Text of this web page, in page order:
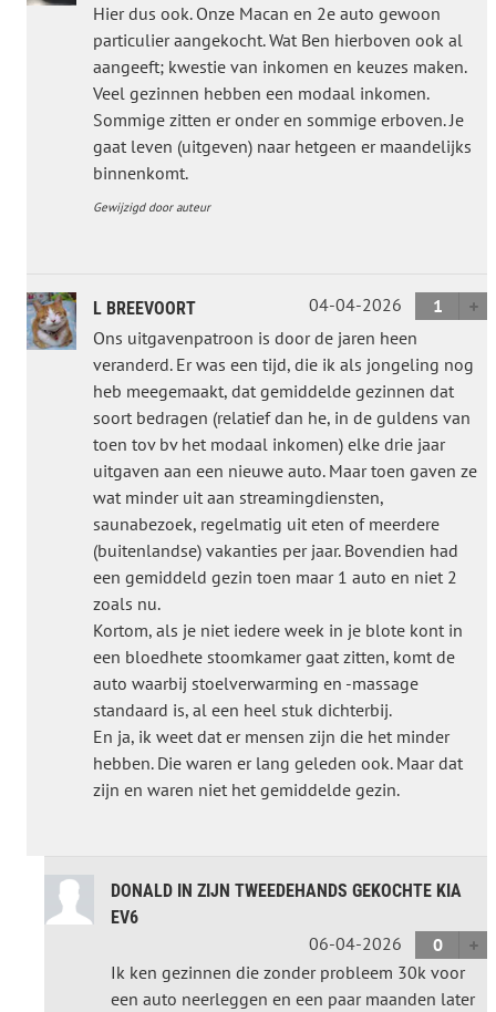
Hier dus ook. Onze Macan en 2e auto gewoon
particulier aangekocht. Wat Ben hierboven ook al
aangeeft; kwestie van inkomen en keuzes maken.
Veel gezinnen hebben een modaal inkomen.
Sommige zitten er onder en sommige erboven. Je
gaat leven (uitgeven) naar hetgeen er maandelijks
binnenkomt.
Gewijzigd door auteur
L BREEVOORT 04-04-2026
1
Ons uitgavenpatroon is door de jaren heen
veranderd. Er was een tijd, die ik als jongeling nog
heb meegemaakt, dat gemiddelde gezinnen dat
soort bedragen (relatief dan he, in de guldens van
toen tov bv het modaal inkomen) elke drie jaar
uitgaven aan een nieuwe auto. Maar toen gaven ze
wat minder uit aan streamingdiensten,
saunabezoek, regelmatig uit eten of meerdere
(buitenlandse) vakanties per jaar. Bovendien had
een gemiddeld gezin toen maar 1 auto en niet 2
zoals nu.
Kortom, als je niet iedere week in je blote kont in
een bloedhete stoomkamer gaat zitten, komt de
auto waarbij stoelverwarming en -massage
standaard is, al een heel stuk dichterbij.
En ja, ik weet dat er mensen zijn die het minder
hebben. Die waren er lang geleden ook. Maar dat
zijn en waren niet het gemiddelde gezin.
DONALD IN ZIJN TWEEDEHANDS GEKOCHTE KIA
EV6
06-04-2026
0
Ik ken gezinnen die zonder probleem 30k voor
een auto neerleggen en een paar maanden later